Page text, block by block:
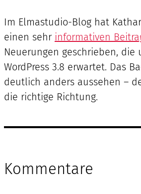
Im Elmastudio-Blog hat
einen sehr informativen
Neuerungen geschrieben, die
WordPress 3.8 erwartet. Das
deutlich anders aussehen –
die richtige Richtung.
Kommentare